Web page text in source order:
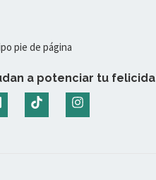
a potenciar tu